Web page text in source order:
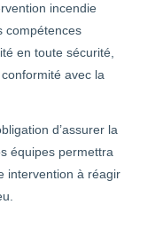
incendie
compétences
en toute sécurité,
avec la
d’assurer la
équipes permettra
intervention à réagir